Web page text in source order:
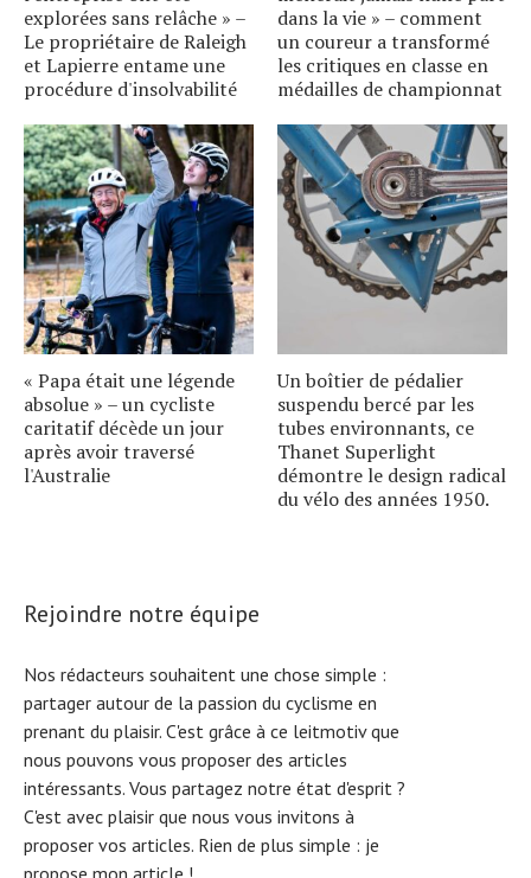
explorées sans relâche » –
Le propriétaire de Raleigh
et Lapierre entame une
procédure d'insolvabilité
dans la vie » – comment
un coureur a transformé
les critiques en classe en
médailles de championnat
« Papa était une légende
absolue » – un cycliste
caritatif décède un jour
après avoir traversé
l'Australie
Un boîtier de pédalier
suspendu bercé par les
tubes environnants, ce
Thanet Superlight
démontre le design radical
du vélo des années 1950.
Rejoindre notre équipe
Nos rédacteurs souhaitent une chose simple :
partager autour de la passion du cyclisme en
prenant du plaisir. C'est grâce à ce leitmotiv que
nous pouvons vous proposer des articles
intéressants. Vous partagez notre état d'esprit ?
C'est avec plaisir que nous vous invitons à
proposer vos articles. Rien de plus simple : je
propose mon article !